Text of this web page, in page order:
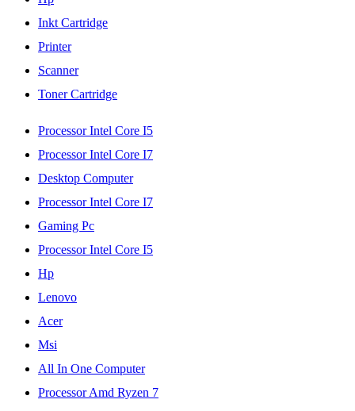
Inkt Cartridge
Printer
Scanner
Toner Cartridge
Processor Intel Core I5
Processor Intel Core I7
Desktop Computer
Processor Intel Core I7
Gaming Pc
Processor Intel Core I5
Hp
Lenovo
Acer
Msi
All In One Computer
Processor Amd Ryzen 7